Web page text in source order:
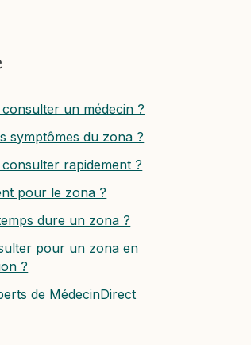
un médecin ?
symptômes du zona ?
rapidement ?
pour le zona ?
dure un zona ?
pour un zona en
?
de MédecinDirect